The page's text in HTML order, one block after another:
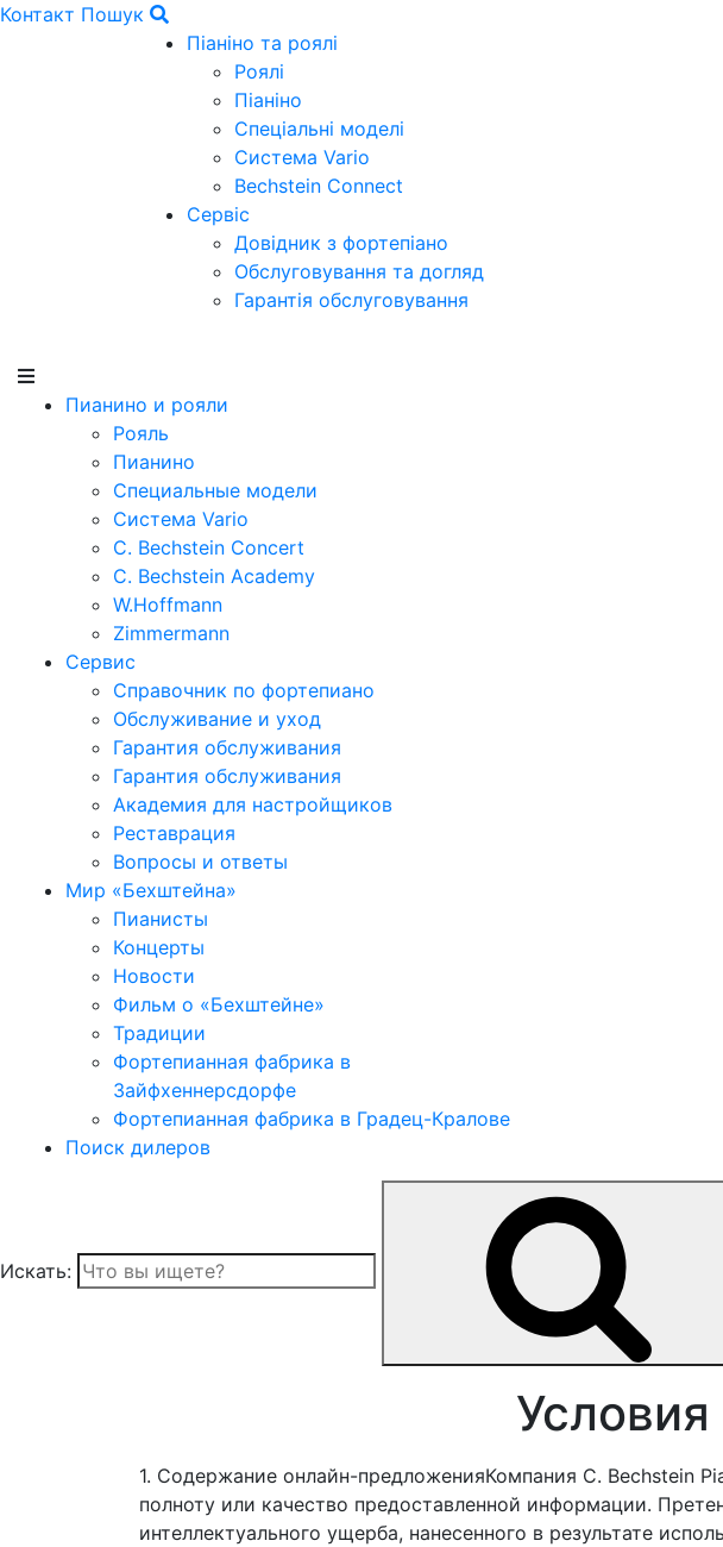
Контакт Пошук
Піаніно та роялі
Роялі
Піаніно
Спеціальні моделі
Система Vario
Bechstein Connect
Сервіс
Довідник з фортепіано
Обслуговування та догляд
Гарантія обслуговування
Пианино и рояли
Рояль
Пианино
Специальные модели
Система Vario
C. Bechstein Concert
C. Bechstein Academy
W.Hoffmann
Zimmermann
Сервис
Справочник по фортепиано
Обслуживание и уход
Гарантия обслуживания
Гарантия обслуживания
Академия для настройщиков
Реставрация
Вопросы и ответы
Мир «Бехштейна»
Пианисты
Концерты
Новости
Фильм о «Бехштейне»
Традиции
Фортепианная фабрика в
Зайфхеннерсдорфе
Фортепианная фабрика в Градец-Кралове
Поиск дилеров
Искать:
1. Содержание онлайн-предложенияКомпания C. Bechstein
полноту или качество предоставленной информации.
интеллектуального ущерба, нанесенного в результате